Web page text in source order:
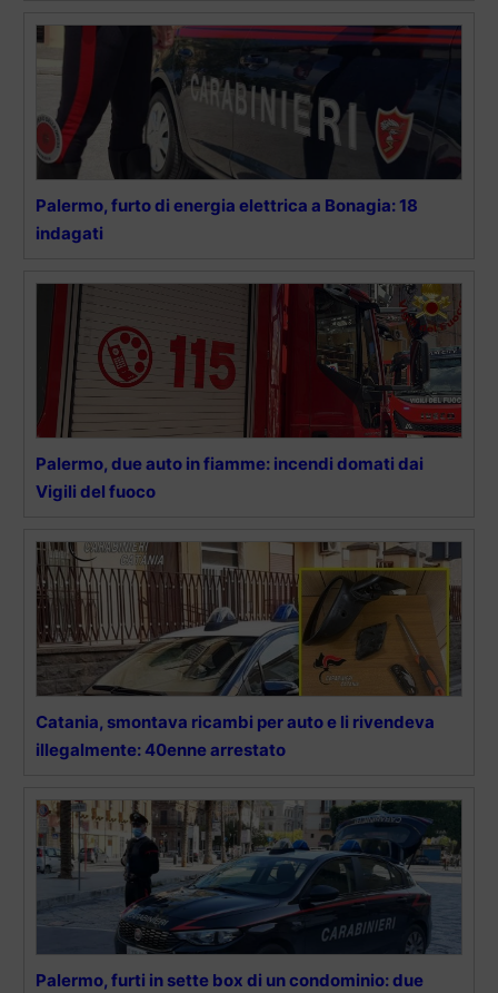
Palermo, furto di energia elettrica a Bonagia: 18
indagati
Palermo, due auto in fiamme: incendi domati dai
Vigili del fuoco
Catania, smontava ricambi per auto e li rivendeva
illegalmente: 40enne arrestato
Palermo, furti in sette box di un condominio: due